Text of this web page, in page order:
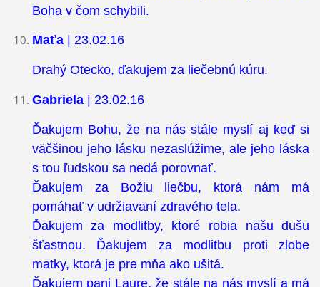
Boha v čom schybili.
Maťa| 23.02.16
Drahý Otecko, ďakujem za liečebnú kúru.
Gabriela| 23.02.16
Ďakujem Bohu, že na nás stále myslí aj keď si
väčšinou jeho lásku nezaslúžime, ale jeho láska
s tou ľudskou sa nedá porovnať.
Ďakujem za Božiu liečbu, ktorá nám má
pomáhať v udržiavaní zdravého tela.
Ďakujem za modlitby, ktoré robia našu dušu
šťastnou. Ďakujem za modlitbu proti zlobe
matky, ktorá je pre mňa ako ušitá.
Ďakujem pani Laure, že stále na nás myslí a má